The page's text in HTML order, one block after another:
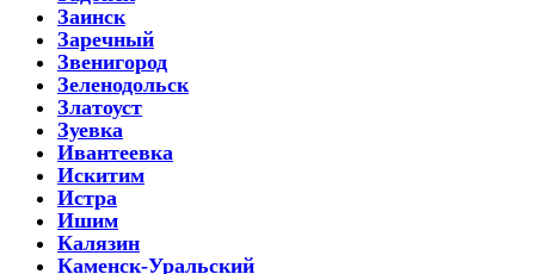
Заинск
Заречный
Звенигород
Зеленодольск
Златоуст
Зуевка
Ивантеевка
Искитим
Истра
Ишим
Калязин
Каменск-Уральский